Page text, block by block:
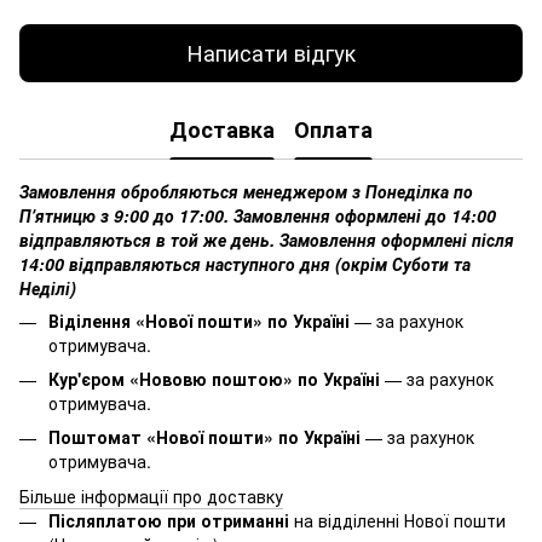
Написати відгук
Доставка Оплата
Замовлення обробляються менеджером з Понеділка по
Пʼятницю з 9:00 до 17:00. Замовлення оформлені до 14:00
відправляються в той же день. Замовлення оформлені після
14:00 відправляються наступного дня (окрім Суботи та
Неділі)
Віділення «Нової пошти» по Україні — за рахунок
отримувача.
Кур'єром «Нововю поштою» по Україні — за рахунок
отримувача.
Поштомат «Нової пошти» по Україні — за рахунок
отримувача.
Більше інформації про доставку
Післяплатою при отриманні на відділенні Нової пошти